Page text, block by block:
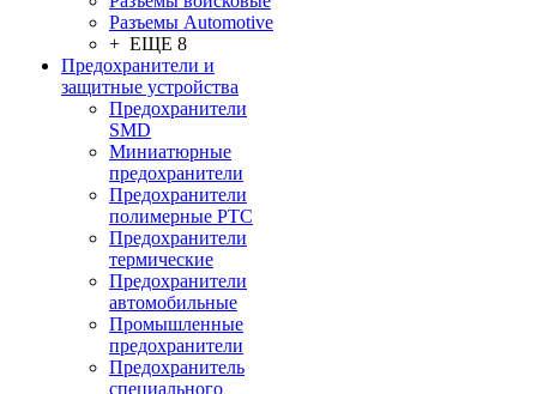
Разъeмы Automotive
+ ЕЩЕ 8
Предохранители и
защитные устройства
Предохранители
SMD
Миниатюрные
предохранители
Предохранители
полимерные PTC
Предохранители
термические
Предохранители
автомобильные
Промышленные
предохранители
Предохранитель
специального